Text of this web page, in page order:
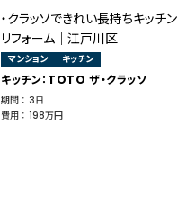
・クラッソできれい長持ちキッチン
リフォーム｜江戸川区
マンション キッチン
キッチン：TOTO ザ・クラッソ
期間 ： 3日
費用 ： 198万円